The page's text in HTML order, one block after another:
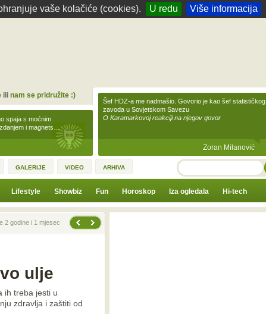
vaše kolačiće (cookies). U redu Više informacija
spaja s moćnim
i magnets…
ili nam se pridružite :)
Šef HDZ-a me nadmašio. Govorio je kao šef statističkog
zavoda u Sovjetskom Savezu
O Karamarkovoj reakciji na njegov govor
Zoran Milanović
GALERIJE VIDEO ARHIVA TRAŽI
Lifestyle Showbiz Fun Horoskop Iza ogledala Hi-tech
2 godine i 1 mjesec
ulje
ih treba jesti u
zdravlja i zaštiti od